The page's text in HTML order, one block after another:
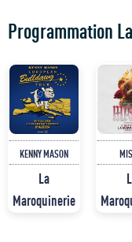
Programmation
KENNY MASON
La
Maroquinerie